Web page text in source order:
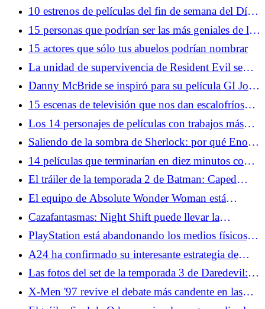
10 estrenos de películas del fin de semana del Día
de la Independencia que se convirtieron en clásicos
15 personas que podrían ser las más geniales de la
historia del mundo
15 actores que sólo tus abuelos podrían nombrar
La unidad de supervivencia de Resident Evil se
une a Monster Hunter
Danny McBride se inspiró para su película GI Joe
a partir de un corte profundo de dibujos animados
15 escenas de televisión que nos dan escalofríos
cada vez que las miramos
Los 14 personajes de películas con trabajos más
extraños de alguna manera reprimidos
Saliendo de la sombra de Sherlock: por qué Enola
Holmes trabaja como detective héroe
14 películas que terminarían en diez minutos con
tecnología moderna
El tráiler de la temporada 2 de Batman: Caped
Crusader promete más villanos profundos
El equipo de Absolute Wonder Woman está
adaptando una de las mejores películas de género
de la historia
Cazafantasmas: Night Shift puede llevar la
franquicia más allá del núcleo cuatro
PlayStation está abandonando los medios físicos,
en detrimento de los consumidores
A24 ha confirmado su interesante estrategia de
relanzamiento para trastiendas
Las fotos del set de la temporada 3 de Daredevil:
Born Again muestran el reemplazo de un héroe
X-Men '97 revive el debate más candente en las
tiendas de cómics de la década de 1990